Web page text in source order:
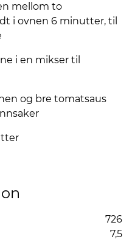
mellom to
i ovnen 6 minutter, til
i en mikser til
og bre tomatsaus
726
7,5